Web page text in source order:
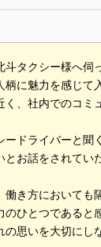
斗タクシー様へ伺
柄に魅力を感じて
く、社内でのコミ
ードライバーと聞
とお話をされてい
働き方においても
のひとつであると
の思いを大切にし